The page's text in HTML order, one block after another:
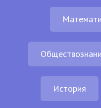
История